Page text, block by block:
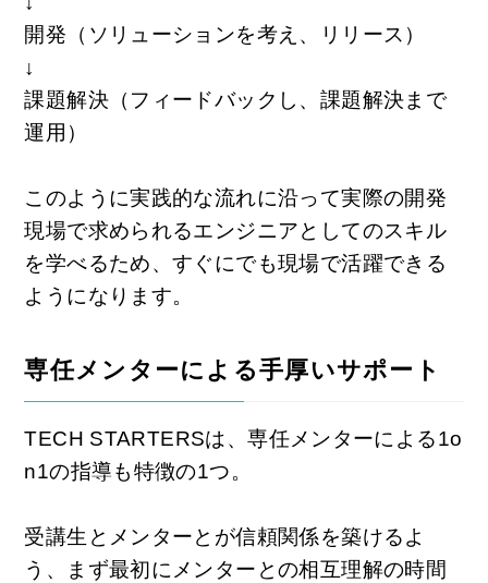
開発（ソリューションを考え、リリース）
↓
課題解決（フィードバックし、課題解決まで
運用）
このように実践的な流れに沿って実際の開発
現場で求められるエンジニアとしてのスキル
を学べるため、すぐにでも現場で活躍できる
ようになります。
専任メンターによる手厚いサポート
TECH STARTERSは、専任メンターによる1o
n1の指導も特徴の1つ。
受講生とメンターとが信頼関係を築けるよ
う、まず最初にメンターとの相互理解の時間